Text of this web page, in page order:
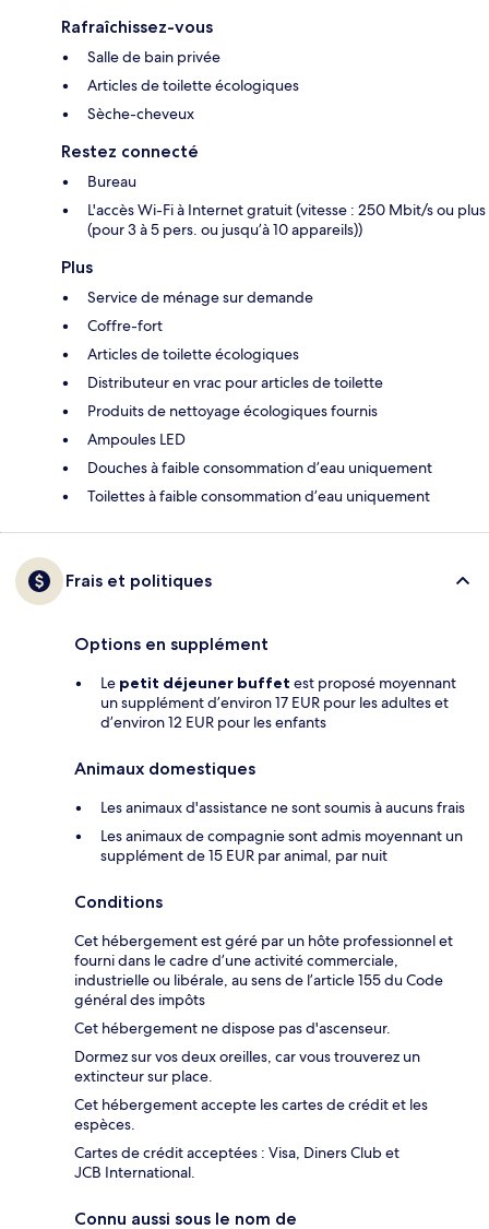
Rafraîchissez-vous
Salle de bain privée
Articles de toilette écologiques
Sèche-cheveux
Restez connecté
Bureau
L'accès Wi-Fi à Internet gratuit (vitesse : 250 Mbit/s ou plus
(pour 3 à 5 pers. ou jusqu’à 10 appareils))
Plus
Service de ménage sur demande
Coffre-fort
Articles de toilette écologiques
Distributeur en vrac pour articles de toilette
Produits de nettoyage écologiques fournis
Ampoules LED
Douches à faible consommation d’eau uniquement
Toilettes à faible consommation d’eau uniquement
Frais et politiques
Options en supplément
Le petit déjeuner buffet est proposé moyennant
un supplément d’environ 17 EUR pour les adultes et
d’environ 12 EUR pour les enfants
Animaux domestiques
Les animaux d'assistance ne sont soumis à aucuns frais
Les animaux de compagnie sont admis moyennant un
supplément de 15 EUR par animal, par nuit
Conditions
Cet hébergement est géré par un hôte professionnel et
fourni dans le cadre d’une activité commerciale,
industrielle ou libérale, au sens de l’article 155 du Code
général des impôts
Cet hébergement ne dispose pas d'ascenseur.
Dormez sur vos deux oreilles, car vous trouverez un
extincteur sur place.
Cet hébergement accepte les cartes de crédit et les
espèces.
Cartes de crédit acceptées : Visa, Diners Club et
JCB International.
Connu aussi sous le nom de